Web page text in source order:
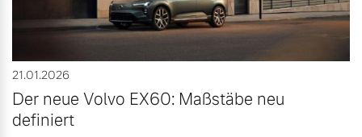
21.01.2026
Der neue Volvo EX60: Maßstäbe neu
definiert